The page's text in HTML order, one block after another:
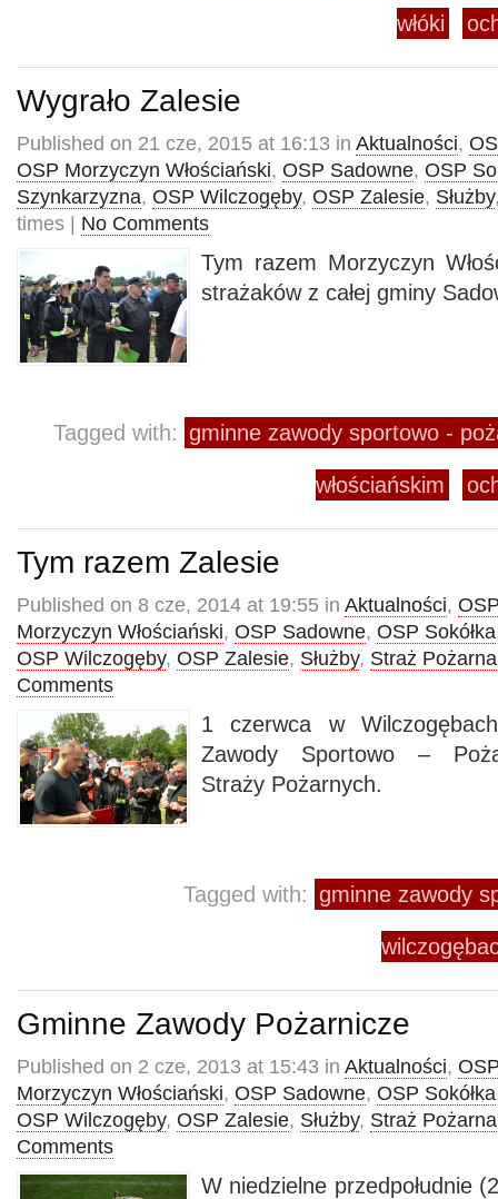
włóki
Wygrało Zalesie
Published on 21 cze, 2015 at 16:13 in Aktualności,
OSP Morzyczyn Włościański, OSP Sadowne, OSP
Szynkarzyzna, OSP Wilczogęby, OSP Zalesie, Służby
times | No Comments
Tym razem Morzyczyn
strażaków z całej gminy
Tagged with: gminne zawody sportowo -
włościańskim
Tym razem Zalesie
Published on 8 cze, 2014 at 19:55 in Aktualności,
Morzyczyn Włościański, OSP Sadowne, OSP Sokółka
OSP Wilczogęby, OSP Zalesie, Służby, Straż Pożarna
Comments
1 czerwca w
Zawody Sportowo –
Straży Pożarnych.
Tagged with: gminne zawody
Gminne Zawody Pożarnicze
Published on 2 cze, 2013 at 15:43 in Aktualności,
Morzyczyn Włościański, OSP Sadowne, OSP Sokółka
OSP Wilczogęby, OSP Zalesie, Służby, Straż Pożarna
Comments
W niedzielne przedpołudnie